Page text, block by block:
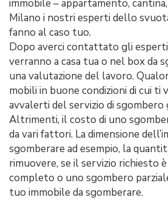
immobile – appartamento,
Milano i nostri esperti dello
fanno al caso tuo.
Dopo averci contattato gli esperti
verranno a casa tua o nel box da
una valutazione del lavoro.
mobili in buone condizioni di cui ti
avvalerti del servizio di
Altrimenti, il costo di uno
da vari fattori. La dimensione
sgomberare ad esempio, la
rimuovere, se il servizio richiesto
completo o uno sgombero
tuo immobile da sgomberare.